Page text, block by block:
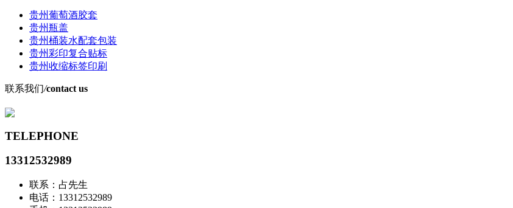
贵州葡萄酒胶套
贵州瓶盖
贵州桶装水配套包装
贵州彩印复合贴标
贵州收缩标签印刷
联系我们/contact us
TELEPHONE
13312532989
联系：占先生
电话：13312532989